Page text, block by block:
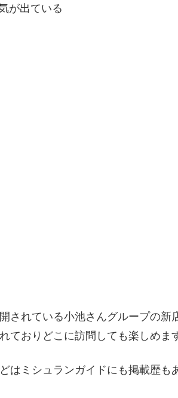
が出ている
されている小池さんグループの新
ておりどこに訪問しても楽しめま
はミシュランガイドにも掲載歴も